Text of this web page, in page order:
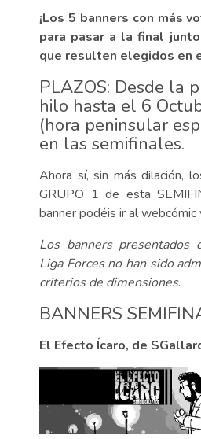
¡Los 5 banners con más
para pasar a la final
que resulten elegidos en
PLAZOS: Desde la
hilo hasta el 6
(hora peninsular
en las semifinales.
Ahora sí, sin más dilación,
GRUPO 1 de esta
banner podéis ir al webcómic
Los banners presentados
Liga Forces no han sido
criterios de dimensiones.
BANNERS
El Efecto Ícaro, de